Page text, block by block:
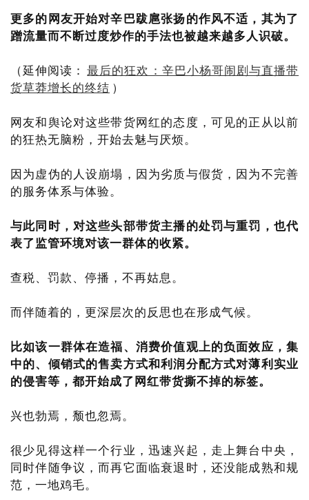
更多的网友开始对辛巴跋扈张扬的作风不适，其为了
蹭流量而不断过度炒作‌的手法也被越来越多人识破。
（延伸阅读： 最后的狂欢：辛巴小杨哥闹剧与直播带
货草莽增长的终结 ）
网友和舆论对这些带货网红的态度，可见的正从以前
的狂热无脑粉，开始去魅与厌烦。
因为虚伪的人设崩塌，因为劣质与假货，因为不完善
的服务体系与体验。
与此同时，对这些头部带货主播的处罚与重罚，也代
表了监管环境对该一群体的收紧。
查税、罚款、停播，不再姑息。
而伴随着的，更深层次的反思也在形成气候。
比如该一群体在造福、消费价值观上的负面效应，集
中的、倾销式的售卖方式和利润分配方式对薄利实业
的侵害等，都开始成了网红带货撕不掉的标签。
兴也勃焉，颓也忽焉。
很少见得这样一个行业，迅速兴起，走上舞台中央，
同时伴随争议，而再它面临衰退时，还没能成熟和规
范，一地鸡毛。